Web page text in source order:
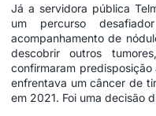
Já a servidora pública
um percurso
acompanhamento de
descobrir outros
confirmaram
enfrentava um câncer de
em 2021. Foi uma decisão